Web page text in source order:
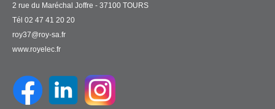
2 rue du Maréchal Joffre - 37100 TOURS
Tél 02 47 41 20 20
roy37@roy-sa.fr
www.royelec.fr